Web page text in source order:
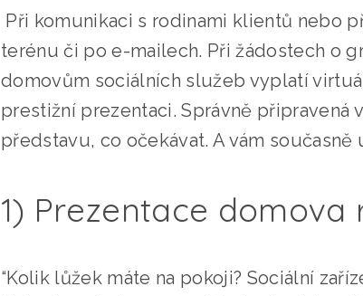
Při komunikaci s rodinami klientů nebo
terénu či po e-mailech. Při žádostech o
domovům sociálních služeb vyplatí
prestižní prezentaci. Správně
představu, co očekávat. A vám současně
1) Prezentace
“Kolik lůžek máte na pokoji? Sociální